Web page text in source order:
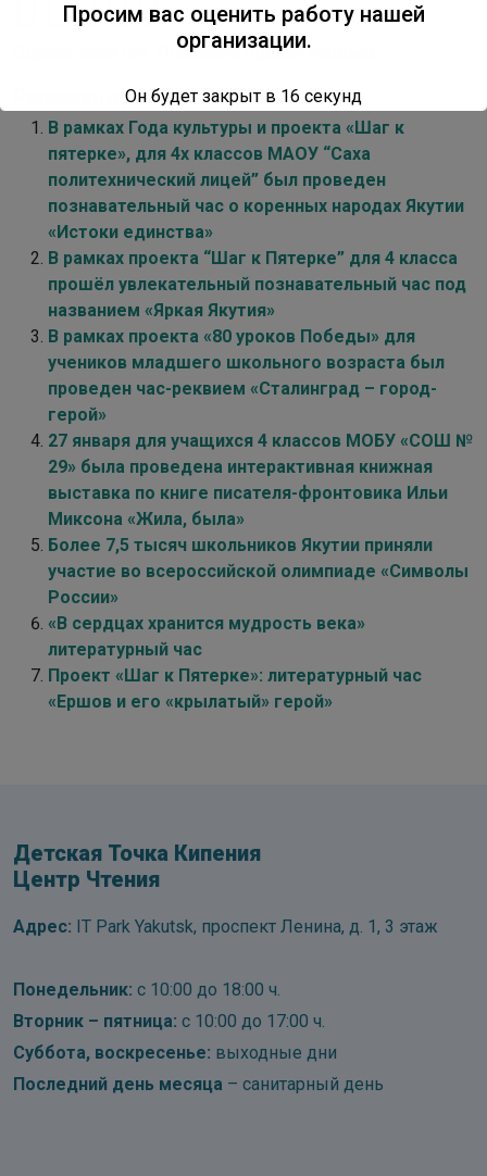
Оценок пока нет. Поставьте оценку первым.
Рекомендуем:
В рамках Года культуры и проекта «Шаг к
пятерке», для 4х классов МАОУ “Саха
политехнический лицей” был проведен
познавательный час о коренных народах Якутии
«Истоки единства»
В рамках проекта “Шаг к Пятерке” для 4 класса
прошёл увлекательный познавательный час под
названием «Яркая Якутия»
В рамках проекта «80 уроков Победы» для
учеников младшего школьного возраста был
проведен час-реквием «Сталинград – город-
герой»
27 января для учащихся 4 классов МОБУ «СОШ №
29» была проведена интерактивная книжная
выставка по книге писателя-фронтовика Ильи
Миксона «Жила, была»
Более 7,5 тысяч школьников Якутии приняли
участие во всероссийской олимпиаде «Символы
России»
«В сердцах хранится мудрость века»
литературный час
Проект «Шаг к Пятерке»: литературный час
«Ершов и его «крылатый» герой»
Детская Точка Кипения
Центр Чтения
Адрес: IT Park Yakutsk, проспект Ленина, д. 1, 3 этаж
Понедельник: с 10:00 до 18:00 ч.
Вторник – пятница: с 10:00 до 17:00 ч.
Суббота, воскресенье: выходные дни
Последний день месяца – санитарный день
Просим вас оценить работу нашей
организации.
Он будет закрыт в 16 секунд